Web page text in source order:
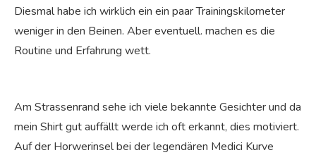
Diesmal habe ich wirklich ein ein paar Trainingskilometer
weniger in den Beinen. Aber eventuell. machen es die
Routine und Erfahrung wett.
Am Strassenrand sehe ich viele bekannte Gesichter und da
mein Shirt gut auffällt werde ich oft erkannt, dies motiviert.
Auf der Horwerinsel bei der legendären Medici Kurve